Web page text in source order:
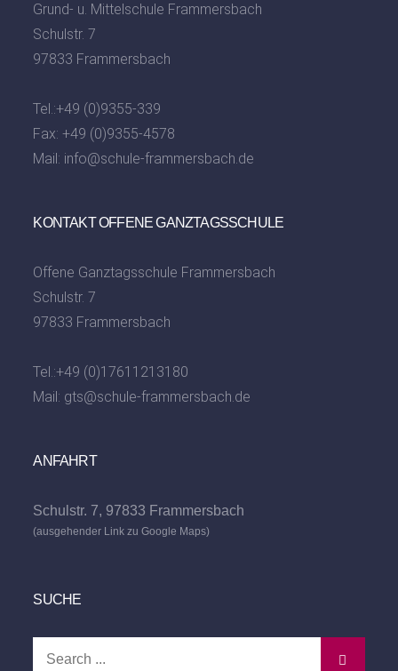
Grund- u. Mittelschule Frammersbach
Schulstr. 7
97833 Frammersbach
Tel.:+49 (0)9355-339
Fax: +49 (0)9355-4578
Mail: info@schule-frammersbach.de
KONTAKT OFFENE GANZTAGSSCHULE
Offene Ganztagsschule Frammersbach
Schulstr. 7
97833 Frammersbach
Tel.:+49 (0)17611213180
Mail: gts@schule-frammersbach.de
ANFAHRT
Schulstr. 7, 97833 Frammersbach
(ausgehender Link zu Google Maps)
SUCHE